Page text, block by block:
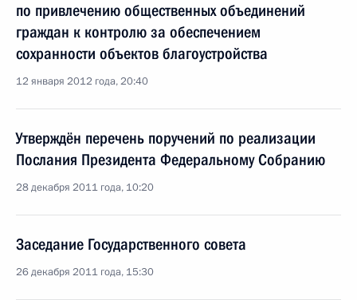
по привлечению общественных объединений
граждан к контролю за обеспечением
сохранности объектов благоустройства
12 января 2012 года, 20:40
Утверждён перечень поручений по реализации
Послания Президента Федеральному Собранию
28 декабря 2011 года, 10:20
Заседание Государственного совета
26 декабря 2011 года, 15:30